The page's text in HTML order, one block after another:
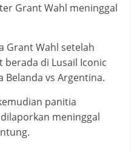
Grant Wahl meninggal
Grant Wahl setelah
di Lusail Iconic
Belanda vs Argentina.
panitia
meninggal